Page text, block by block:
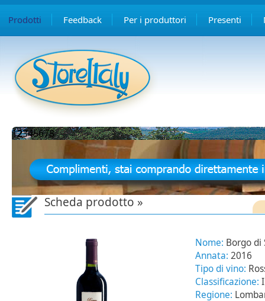
Prodotti Feedback Per i produttori Presenti
12345678
Scheda prodotto »
Nome: Borgo di
Annata: 2016
Tipo di vino:
Classificazione:
Regione: